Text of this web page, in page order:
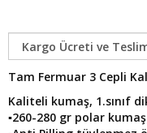
Tam Fermuar 3 Cepli
Kaliteli kumaş, 1.sınıf
▪260-280 gr polar kumaş